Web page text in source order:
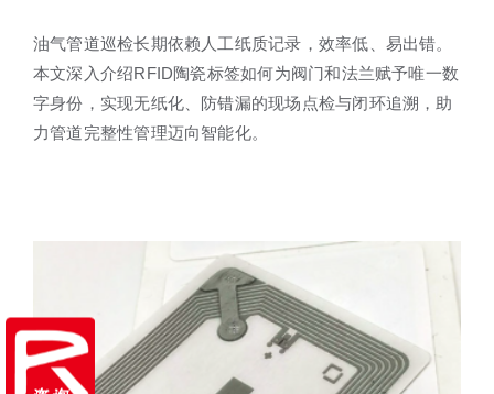
油气管道巡检长期依赖人工纸质记录，效率低、易出错。
本文深入介绍RFID陶瓷标签如何为阀门和法兰赋予唯一数
字身份，实现无纸化、防错漏的现场点检与闭环追溯，助
力管道完整性管理迈向智能化。